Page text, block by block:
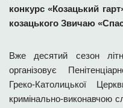
конкурс «Козацький
козацького Звичаю
Вже десятий сезон
організовує
Греко-Католицької
кримінально-виконавчою